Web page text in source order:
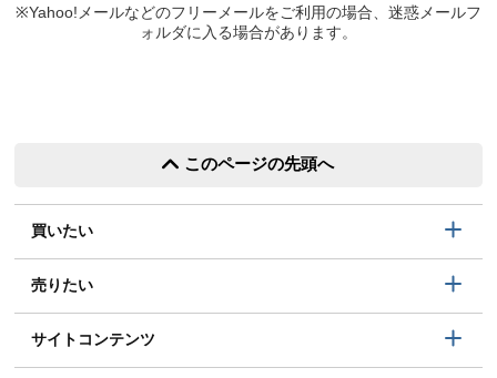
※Yahoo!メールなどのフリーメールをご利用の場合、迷惑メールフ
ォルダに入る場合があります。
このページの先頭へ
買いたい
売りたい
サイトコンテンツ